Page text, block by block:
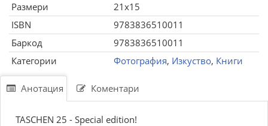
Размери
21x15
ISBN
9783836510011
Баркод
9783836510011
Категории
Фотография, Изкуство, Книги
Анотация Коментари
TASCHEN 25 - Special edition!